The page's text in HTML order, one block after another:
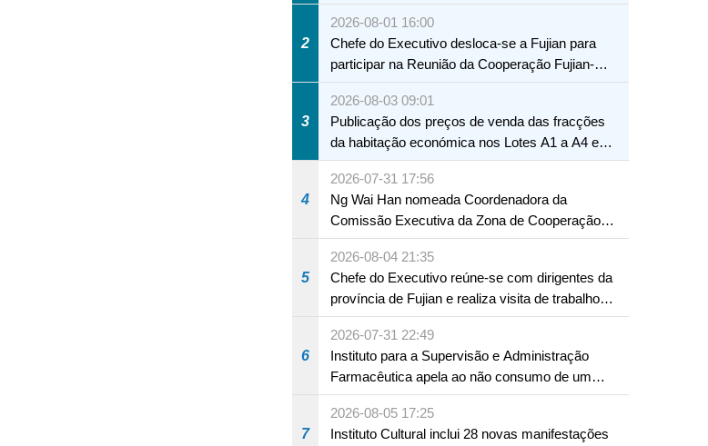
2
2026-08-01 16:00
Chefe do Executivo desloca-se a Fujian para
participar na Reunião da Cooperação Fujian-
Macau
3
2026-08-03 09:01
Publicação dos preços de venda das fracções
da habitação económica nos Lotes A1 a A4 e
A12 da Zona A dos Novos Aterros
4
2026-07-31 17:56
Ng Wai Han nomeada Coordenadora da
Comissão Executiva da Zona de Cooperação
Aprofundada entre Guangdong e Macau em
Hengqin
5
2026-08-04 21:35
Chefe do Executivo reúne-se com dirigentes da
província de Fujian e realiza visita de trabalho
em Fuzhou
6
2026-07-31 22:49
Instituto para a Supervisão e Administração
Farmacêutica apela ao não consumo de um
produto com substâncias medicamentosas
ocidentais
7
2026-08-05 17:25
Instituto Cultural inclui 28 novas manifestações